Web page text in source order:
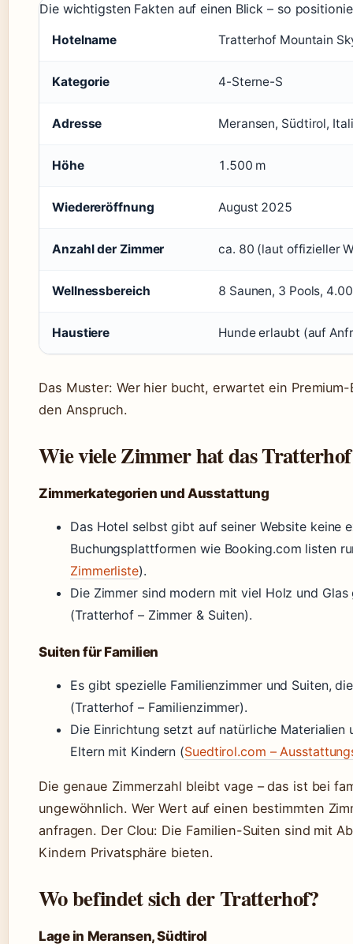
Die wichtigsten Fakten auf einen Blick – so
Hotelname Tratterhof Mountain
Kategorie 4-Sterne-S
Adresse Meransen, Südtirol,
Höhe 1.500 m
Wiedereröffnung August 2025
Anzahl der Zimmer ca. 80 (laut offizieller
Wellnessbereich 8 Saunen, 3 Pools,
Haustiere Hunde erlaubt (auf
Das Muster: Wer hier bucht, erwartet ein
den Anspruch.
Wie viele Zimmer hat das
Zimmerkategorien und Ausstattung
Das Hotel selbst gibt auf seiner Website keine
Buchungsplattformen wie Booking.com listen
Zimmerliste).
Die Zimmer sind modern mit viel Holz und
(Tratterhof – Zimmer & Suiten).
Suiten für Familien
Es gibt spezielle Familienzimmer und Suiten,
(Tratterhof – Familienzimmer).
Die Einrichtung setzt auf natürliche
Eltern mit Kindern (Suedtirol.com –
Die genaue Zimmerzahl bleibt vage – das ist bei
ungewöhnlich. Wer Wert auf einen bestimmten
anfragen. Der Clou: Die Familien-Suiten sind mit
Kindern Privatsphäre bieten.
Wo befindet sich der Tratterhof?
Lage in Meransen, Südtirol